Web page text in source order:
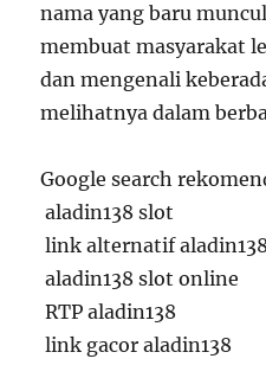
nama yang baru
membuat masyarakat
dan mengenali
melihatnya dalam
Google search
aladin138 slot
link alternatif aladin138
aladin138 slot online
RTP aladin138
link gacor aladin138